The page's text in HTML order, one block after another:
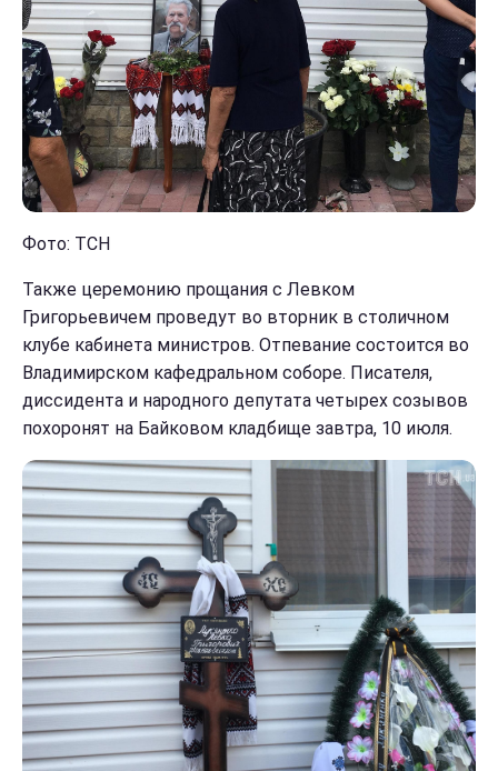
Фото: ТСН
Также церемонию прощания с Левком
Григорьевичем проведут во вторник в столичном
клубе кабинета министров. Отпевание состоится во
Владимирском кафедральном соборе. Писателя,
диссидента и народного депутата четырех созывов
похоронят на Байковом кладбище завтра, 10 июля.